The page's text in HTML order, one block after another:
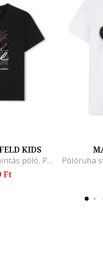
KIDS
Pamuttartalmú mintás póló, Piros/Fekete/Fehér
Ft